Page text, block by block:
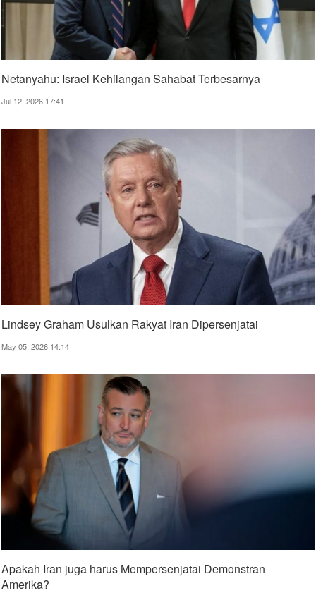
Netanyahu: Israel Kehilangan Sahabat Terbesarnya
Jul 12, 2026 17:41
Lindsey Graham Usulkan Rakyat Iran Dipersenjatai
May 05, 2026 14:14
Apakah Iran juga harus Mempersenjatai Demonstran
Amerika?